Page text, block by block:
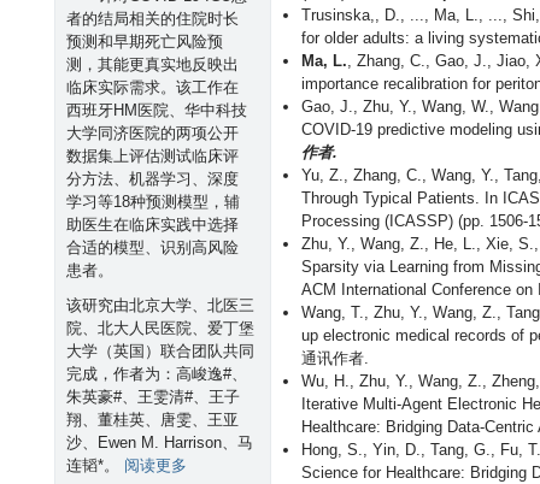
Trusinska,, D., ..., Ma, L., ...,
for older adults: a living
Ma, L. , Zhang, C., Gao, J.,
importance recalibration for
Gao, J., Zhu, Y., Wang, W.,
COVID-19 predictive modeling
作者.
Yu, Z., Zhang, C., Wang, Y.,
Through Typical Patients. In
Processing (ICASSP) (pp. 1506-
Zhu, Y., Wang, Z., He, L., Xie,
Sparsity via Learning from
ACM International Conference
Wang, T., Zhu, Y., Wang, Z.,
up electronic medical records of
通讯作者.
Wu, H., Zhu, Y., Wang, Z.,
Iterative Multi-Agent Electronic
Healthcare: Bridging Data-
Hong, S., Yin, D., Tang, G., Fu,
Science for Healthcare: Bridging
者的结局相关的住院时长
预测和早期死亡风险预
测，其能更真实地反映出
临床实际需求。该工作在
西班牙HM医院、华中科技
大学同济医院的两项公开
数据集上评估测试临床评
分方法、机器学习、深度
学习等18种预测模型，辅
助医生在临床实践中选择
合适的模型、识别高风险
患者。
该研究由北京大学、北医三
院、北大人民医院、爱丁堡
大学（英国）联合团队共同
完成，作者为：高峻逸#、
朱英豪#、王雯清#、王子
翔、董桂英、唐雯、王亚
沙、Ewen M. Harrison、马
连韬*。 阅读更多